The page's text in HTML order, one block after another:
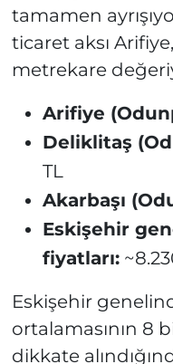
tamamen
ticaret aksı
metrekare
Arifiye
Deliklitaş
TL
Akarbaşı
Eskişehir
fiyatları:
Eskişehir
ortalamasının 8
dikkate